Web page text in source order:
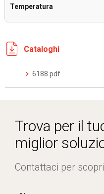
Temperatura
Cataloghi
6188.pdf
Trova per il
miglior
Contattaci per